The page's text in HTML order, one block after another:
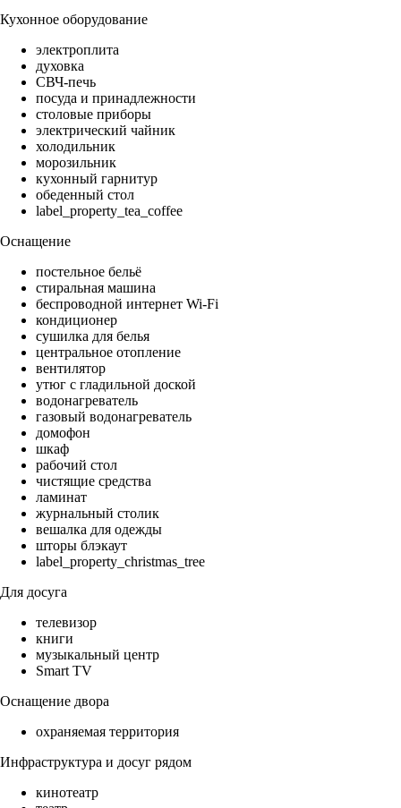
Кухонное оборудование
электроплита
духовка
СВЧ-печь
посуда и принадлежности
столовые приборы
электрический чайник
холодильник
морозильник
кухонный гарнитур
обеденный стол
label_property_tea_coffee
Оснащение
постельное бельё
стиральная машина
беспроводной интернет Wi-Fi
кондиционер
сушилка для белья
центральное отопление
вентилятор
утюг с гладильной доской
водонагреватель
газовый водонагреватель
домофон
шкаф
рабочий стол
чистящие средства
ламинат
журнальный столик
вешалка для одежды
шторы блэкаут
label_property_christmas_tree
Для досуга
телевизор
книги
музыкальный центр
Smart TV
Оснащение двора
охраняемая территория
Инфраструктура и досуг рядом
кинотеатр